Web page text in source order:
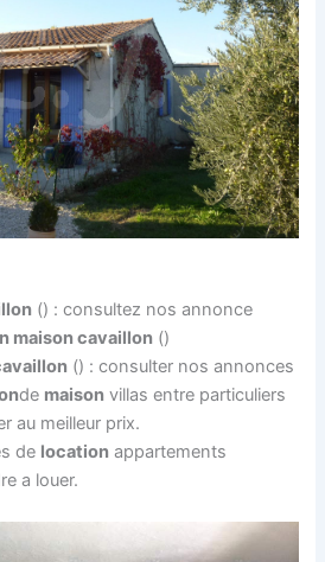
() : consultez nos annonce
maison cavaillon ()
() : consulter nos annonces
de maison villas entre particuliers
au meilleur prix.
de location appartements
a louer.